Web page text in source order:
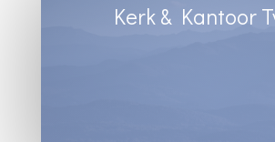
Kerk & Kantoor